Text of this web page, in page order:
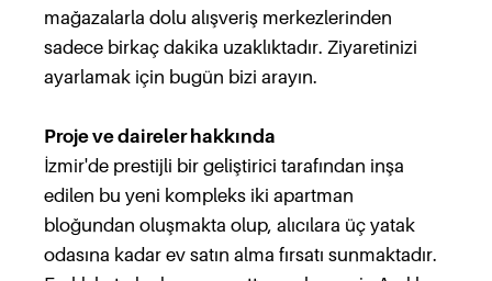
mağazalarla dolu alışveriş merkezlerinden
sadece birkaç dakika uzaklıktadır. Ziyaretinizi
ayarlamak için bugün bizi arayın.
Proje ve daireler hakkında
İzmir'de prestijli bir geliştirici tarafından inşa
edilen bu yeni kompleks iki apartman
bloğundan oluşmakta olup, alıcılara üç yatak
odasına kadar ev satın alma fırsatı sunmaktadır.